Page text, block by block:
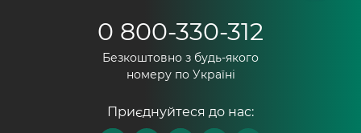
0 800-330-312
Безкоштовно з будь-якого
номеру по Україні
Приєднуйтеся до нас: